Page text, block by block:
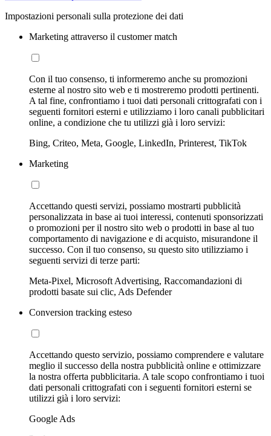
Impostazioni personali sulla protezione dei dati
Marketing attraverso il customer match
Con il tuo consenso, ti informeremo anche su promozioni
esterne al nostro sito web e ti mostreremo prodotti pertinenti.
A tal fine, confrontiamo i tuoi dati personali crittografati con i
seguenti fornitori esterni e utilizziamo i loro canali pubblicitari
online, a condizione che tu utilizzi già i loro servizi:
Bing, Criteo, Meta, Google, LinkedIn, Printerest, TikTok
Marketing
Accettando questi servizi, possiamo mostrarti pubblicità
personalizzata in base ai tuoi interessi, contenuti sponsorizzati
o promozioni per il nostro sito web o prodotti in base al tuo
comportamento di navigazione e di acquisto, misurandone il
successo. Con il tuo consenso, su questo sito utilizziamo i
seguenti servizi di terze parti:
Meta-Pixel, Microsoft Advertising, Raccomandazioni di
prodotti basate sui clic, Ads Defender
Conversion tracking esteso
Accettando questo servizio, possiamo comprendere e valutare
meglio il successo della nostra pubblicità online e ottimizzare
la nostra offerta pubblicitaria. A tale scopo confrontiamo i tuoi
dati personali crittografati con i seguenti fornitori esterni se
utilizzi già i loro servizi:
Google Ads